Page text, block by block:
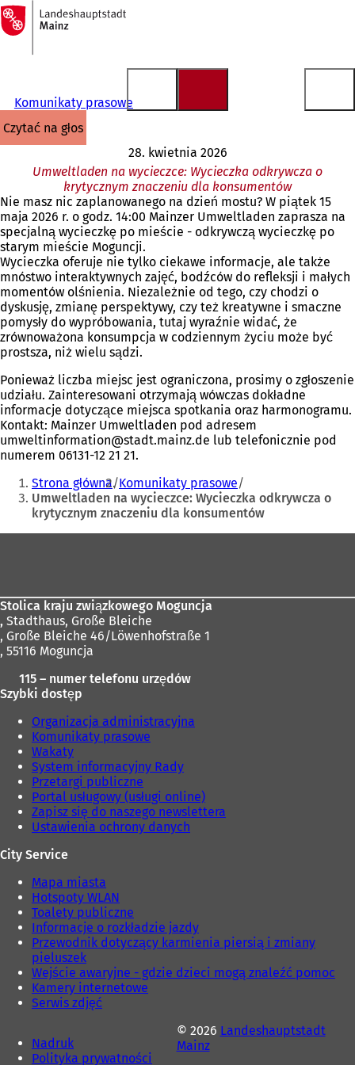
Przejdź do treści
Do
strony
głównej
Komunikaty prasowe
czytać na głos
28. kwietnia 2026
Umweltladen na wycieczce: Wycieczka odkrywcza o
krytycznym znaczeniu dla konsumentów
Nie masz nic zaplanowanego na dzień mostu? W piątek 15
maja 2026 r. o godz. 14:00 Mainzer Umweltladen zaprasza na
specjalną wycieczkę po mieście - odkrywczą wycieczkę po
starym mieście Moguncji.
Wycieczka oferuje nie tylko ciekawe informacje, ale także
mnóstwo interaktywnych zajęć, bodźców do refleksji i małych
momentów olśnienia. Niezależnie od tego, czy chodzi o
dyskusję, zmianę perspektywy, czy też kreatywne i smaczne
pomysły do wypróbowania, tutaj wyraźnie widać, że
zrównoważona konsumpcja w codziennym życiu może być
prostsza, niż wielu sądzi.
Ponieważ liczba miejsc jest ograniczona, prosimy o zgłoszenie
udziału. Zainteresowani otrzymają wówczas dokładne
informacje dotyczące miejsca spotkania oraz harmonogramu.
Kontakt: Mainzer Umweltladen pod adresem
umweltinformation
stadt.mainz de lub telefonicznie pod
numerem 06131-12 21 21.
Jesteś
tutaj:
Strona główna Komunikaty prasowe
Umweltladen na wycieczce: Wycieczka odkrywcza o
krytycznym znaczeniu dla konsumentów
Stolica kraju związkowego Moguncja
, Stadthaus, Große Bleiche
, Große Bleiche 46/Löwenhofstraße 1
, 55116 Moguncja
115 – numer telefonu urzędów
Szybki dostęp
Organizacja administracyjna
Komunikaty prasowe
Wakaty
System informacyjny Rady
Przetargi publiczne
Portal usługowy (usługi online)
Zapisz się do naszego newslettera
Ustawienia ochrony danych
City Service
Mapa miasta
Hotspoty WLAN
Toalety publiczne
Informacje o rozkładzie jazdy
Przewodnik dotyczący karmienia piersią i zmiany
pieluszek
Wejście awaryjne - gdzie dzieci mogą znaleźć pomoc
Kamery internetowe
Serwis zdjęć
Nadruk
Polityka prywatności
© 2026 Landeshauptstadt
Mainz